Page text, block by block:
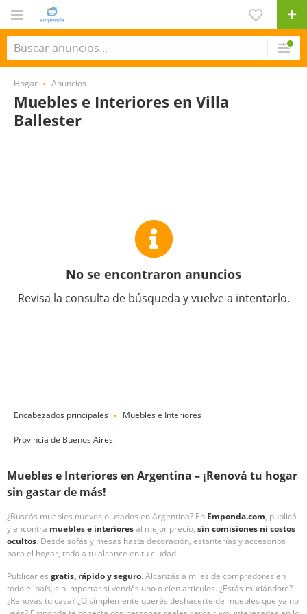
Hogar Anuncios
Muebles e Interiores en Villa
Ballester
No se encontraron anuncios
Revisa la consulta de búsqueda y vuelve a intentarlo.
Encabezados principales Muebles e Interiores
Provincia de Buenos Aires
Muebles e Interiores en Argentina – ¡Renová tu hogar
sin gastar de más!
¿Buscás muebles nuevos o usados en Argentina? En Emponda.com, publicá
y encontrá muebles e interioresal mejor precio, sin comisiones ni costos
ocultos. Desde sofás y mesas hasta decoración, estanterías y accesorios
para el hogar, todo a tu alcance en tu ciudad.
Publicar es gratis, rápido y seguro. Alcanzás a miles de compradores en
todo el país, sin importar si vendés uno o cien artículos. ¿Estás mudándote?
¿Renovás tu casa? ¿O simplemente querés deshacerte de muebles que ya no